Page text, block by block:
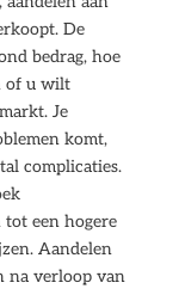
De
bedrag, hoe
of u wilt
Je
komt,
complicaties.
een hogere
Aandelen
na verloop van